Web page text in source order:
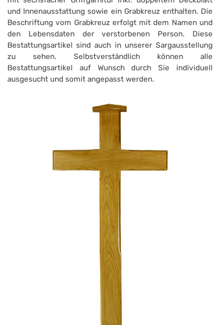
und Innenausstattung sowie ein Grabkreuz enthalten. Die
Beschriftung vom Grabkreuz erfolgt mit dem Namen und
den Lebensdaten der verstorbenen Person. Diese
Bestattungsartikel sind auch in unserer Sargausstellung
zu sehen. Selbstverständlich können alle
Bestattungsartikel auf Wunsch durch Sie individuell
ausgesucht und somit angepasst werden.